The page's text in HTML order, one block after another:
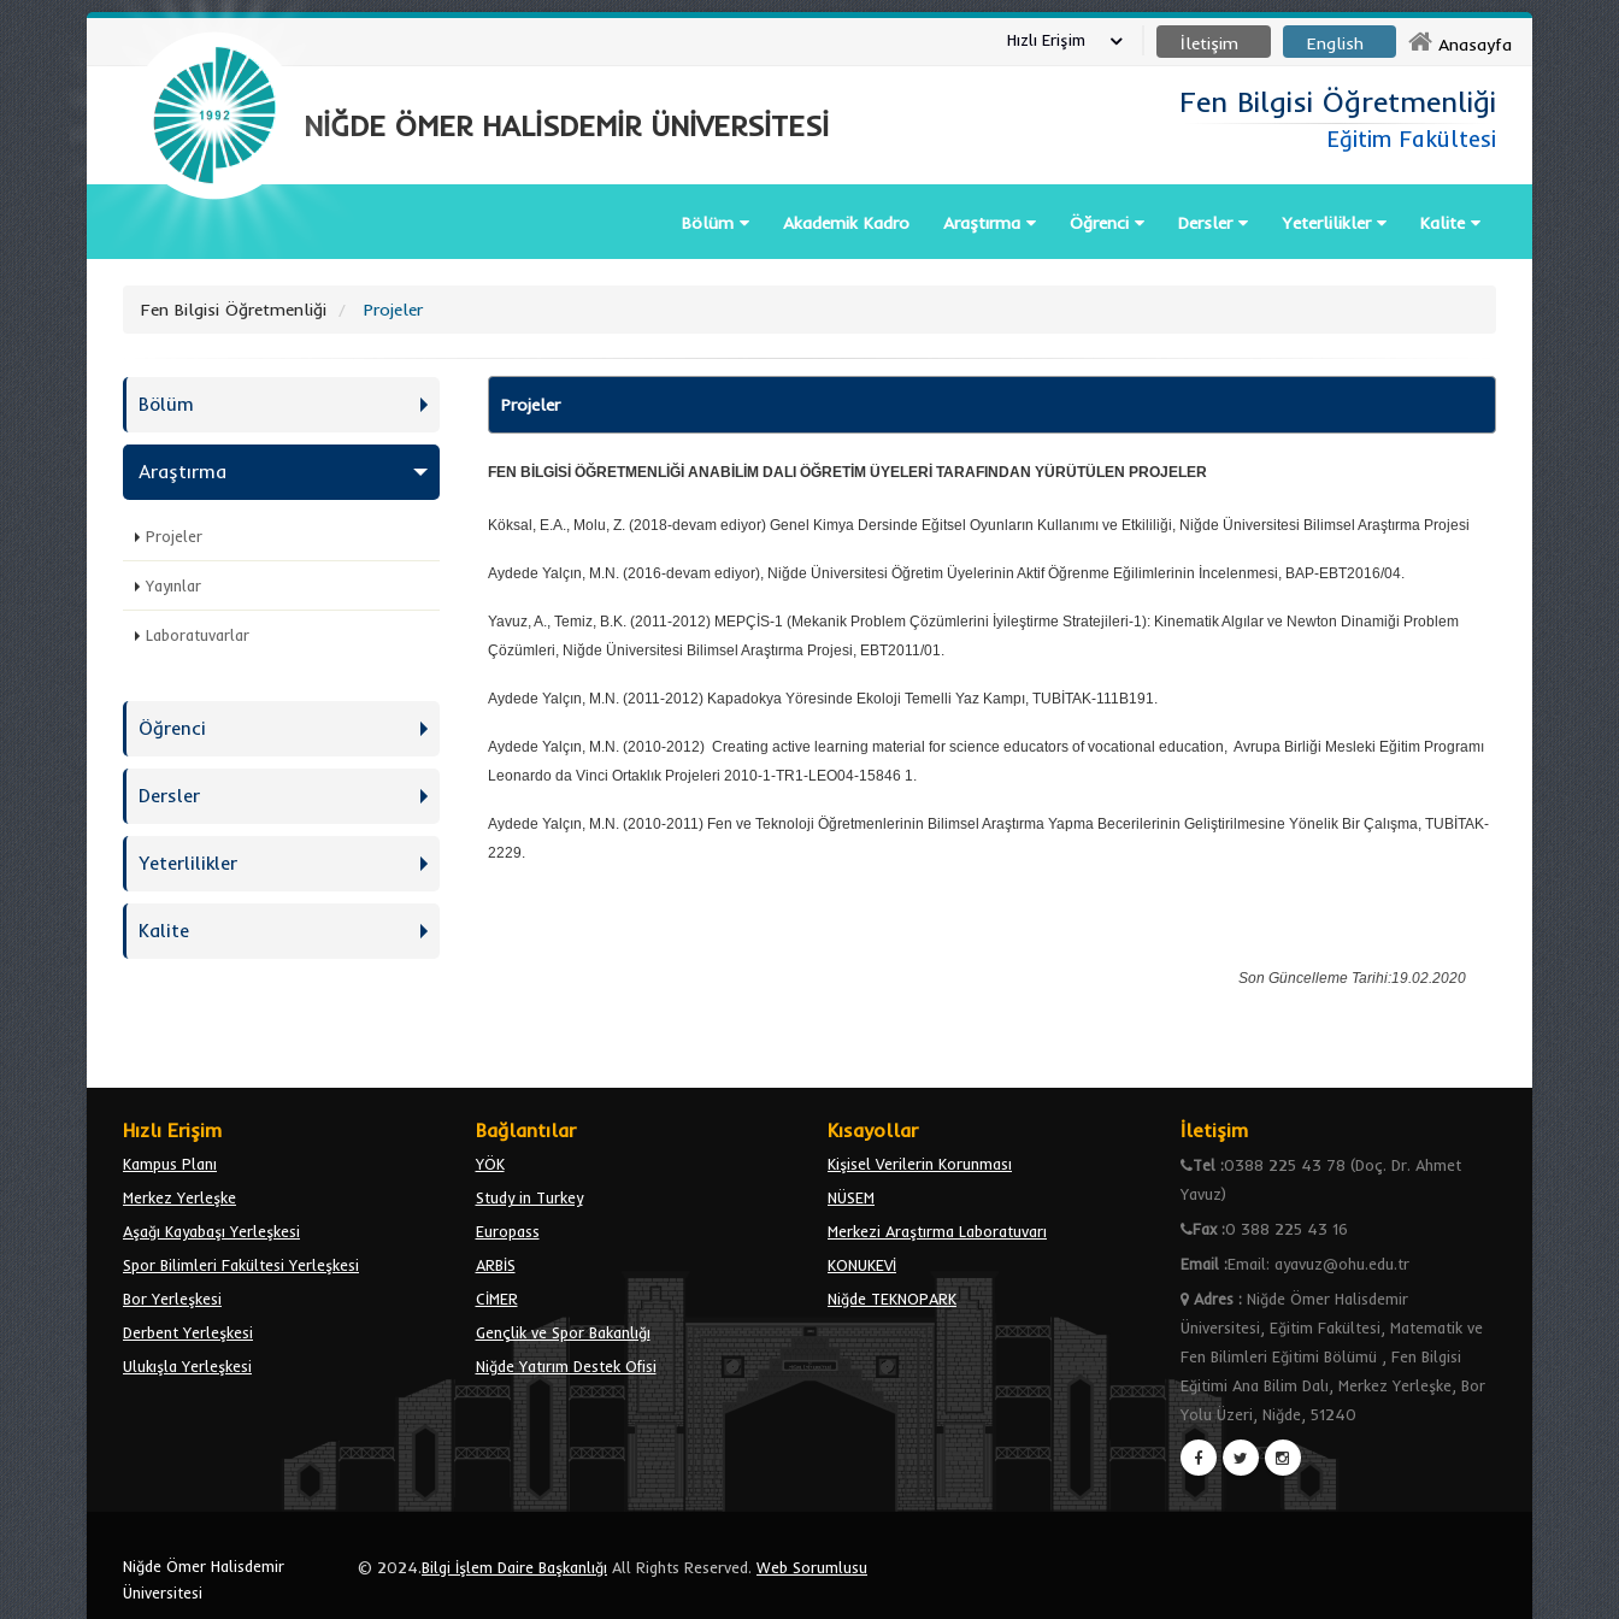
Anasayfa
English
İletişim
Hızlı Erişim
NİĞDE ÖMER HALİSDEMİR ÜNİVERSİTESİ
Fen Bilgisi Öğretmenliği
Eğitim Fakültesi
Bölüm Akademik Kadro Araştırma Öğrenci Dersler Yeterlilikler Kalite
Fen Bilgisi Öğretmenliği Projeler
Bölüm
Araştırma
Projeler
Yayınlar
Laboratuvarlar
Öğrenci
Dersler
Yeterlilikler
Kalite
Projeler
FEN BİLGİSİ ÖĞRETMENLİĞİ ANABİLİM DALI ÖĞRETİM ÜYELERİ TARAFINDAN YÜRÜTÜLEN PROJELER
Köksal, E.A., Molu, Z. (2018-devam ediyor) Genel Kimya Dersinde Eğitsel Oyunların Kullanımı ve Etkililiği, Niğde Üniversitesi Bilimsel Araştırma Projesi
Aydede Yalçın, M.N. (2016-devam ediyor), Niğde Üniversitesi Öğretim Üyelerinin Aktif Öğrenme Eğilimlerinin İncelenmesi, BAP-EBT2016/04.
Yavuz, A., Temiz, B.K. (2011-2012) MEPÇİS-1 (Mekanik Problem Çözümlerini İyileştirme Stratejileri-1): Kinematik Algılar ve Newton Dinamiği Problem
Çözümleri, Niğde Üniversitesi Bilimsel Araştırma Projesi, EBT2011/01.
Aydede Yalçın, M.N. (2011-2012) Kapadokya Yöresinde Ekoloji Temelli Yaz Kampı, TUBİTAK-111B191.
Aydede Yalçın, M.N. (2010-2012) Creating active learning material for science educators of vocational education, Avrupa Birliği Mesleki Eğitim Programı
Leonardo da Vinci Ortaklık Projeleri 2010-1-TR1-LEO04-15846 1.
Aydede Yalçın, M.N. (2010-2011) Fen ve Teknoloji Öğretmenlerinin Bilimsel Araştırma Yapma Becerilerinin Geliştirilmesine Yönelik Bir Çalışma, TUBİTAK-
2229.
Son Güncelleme Tarihi:19.02.2020
Hızlı Erişim
Kampus Planı
Merkez Yerleşke
Aşağı Kayabaşı Yerleşkesi
Spor Bilimleri Fakültesi Yerleşkesi
Bor Yerleşkesi
Derbent Yerleşkesi
Ulukışla Yerleşkesi
Bağlantılar
YÖK
Study in Turkey
Europass
ARBİS
CİMER
Gençlik ve Spor Bakanlığı
Niğde Yatırım Destek Ofisi
Kısayollar
Kişisel Verilerin Korunması
NÜSEM
Merkezi Araştırma Laboratuvarı
KONUKEVİ
Niğde TEKNOPARK
İletişim
Tel :0388 225 43 78 (Doç. Dr. Ahmet
Yavuz)
Fax :0 388 225 43 16
Email :Email: ayavuz@ohu.edu.tr
Adres:Niğde Ömer Halisdemir
Üniversitesi, Eğitim Fakültesi, Matematik ve
Fen Bilimleri Eğitimi Bölümü , Fen Bilgisi
Eğitimi Ana Bilim Dalı, Merkez Yerleşke, Bor
Yolu Üzeri, Niğde, 51240
Niğde Ömer Halisdemir
Üniversitesi
© 2024.Bilgi İşlem Daire Başkanlığı All Rights Reserved. Web Sorumlusu